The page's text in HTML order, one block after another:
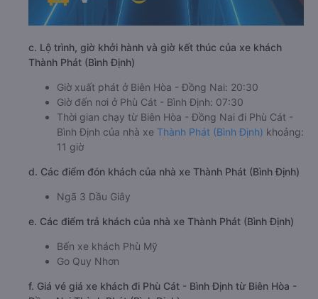
c. Lộ trình, giờ khởi hành và giờ kết thúc của xe khách
Thành Phát (Bình Định)
Giờ xuất phát ở Biên Hòa - Đồng Nai: 20:30
Giờ đến nơi ở Phù Cát - Bình Định: 07:30
Thời gian chạy từ Biên Hòa - Đồng Nai đi Phù Cát -
Bình Định của nhà xe Thành Phát (Bình Định) khoảng:
11 giờ
d. Các điểm đón khách của nhà xe Thành Phát (Bình Định)
Ngã 3 Dầu Giây
e. Các điểm trả khách của nhà xe Thành Phát (Bình Định)
Bến xe khách Phù Mỹ
Go Quy Nhơn
f. Giá vé giá xe khách đi Phù Cát - Bình Định từ Biên Hòa -